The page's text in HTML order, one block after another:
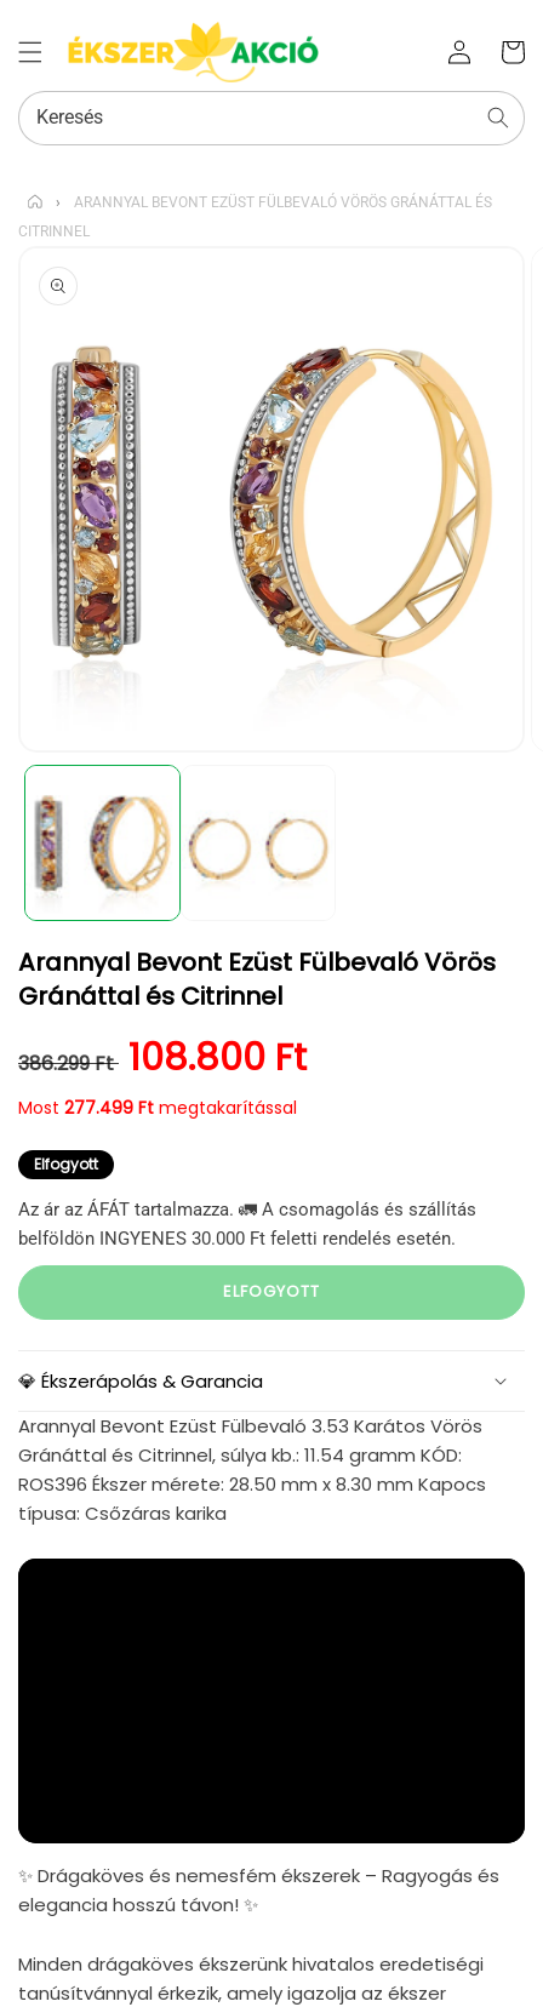
Bejelentkezés
kosara
Keresés
›
ARANNYAL BEVONT EZÜST FÜLBEVALÓ VÖRÖS GRÁNÁTTAL ÉS
CITRINNEL
UGRÁS A
TERMÉKADATOKRA
médiafájl
megnyitása
modális
párbeszédpanelen
Arannyal Bevont Ezüst Fülbevaló Vörös
Gránáttal és Citrinnel
Normál ár
386.299 Ft Kedvezményes ár
108.800 Ft
Most 277.499 Ft megtakarítással
Elfogyott
Az ár az ÁFÁT tartalmazza. 🚛 A csomagolás és szállítás
belföldön INGYENES 30.000 Ft feletti rendelés esetén.
ELFOGYOTT
💎 Ékszerápolás & Garancia
Arannyal Bevont Ezüst Fülbevaló 3.53 Karátos Vörös
Gránáttal és Citrinnel, súlya kb.: 11.54 gramm KÓD:
ROS396 Ékszer mérete: 28.50 mm x 8.30 mm Kapocs
típusa: Csőzáras karika
✨ Drágaköves és nemesfém ékszerek – Ragyogás és
elegancia hosszú távon! ✨
Minden drágaköves ékszerünk hivatalos eredetiségi
tanúsítvánnyal érkezik, amely igazolja az ékszer